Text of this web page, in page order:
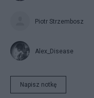
Piotr Strzembosz
Alex_Disease
Napisz notkę